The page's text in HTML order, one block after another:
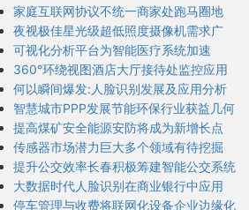
家庭互联网协议不统一商家处跑马圈地
夜视极佳星光级超低照度摄像机需求广
可视化分析平台为智能医疗系统加速
360°环绕视图酒店大厅接待处监控应用
何以瞬间爆发:人脸识别发展及应用分析
智慧城市PPP发展节能环保行业获益几何
提高煤矿安全能源安防将成为新增长点
传感器市场潜力巨大多个领域有待挖掘
提升公交效率长春积极筹建智能公交系统
大数据时代人脸识别在商业银行中应用
停车管理与收费将联网化设备企业边缘化